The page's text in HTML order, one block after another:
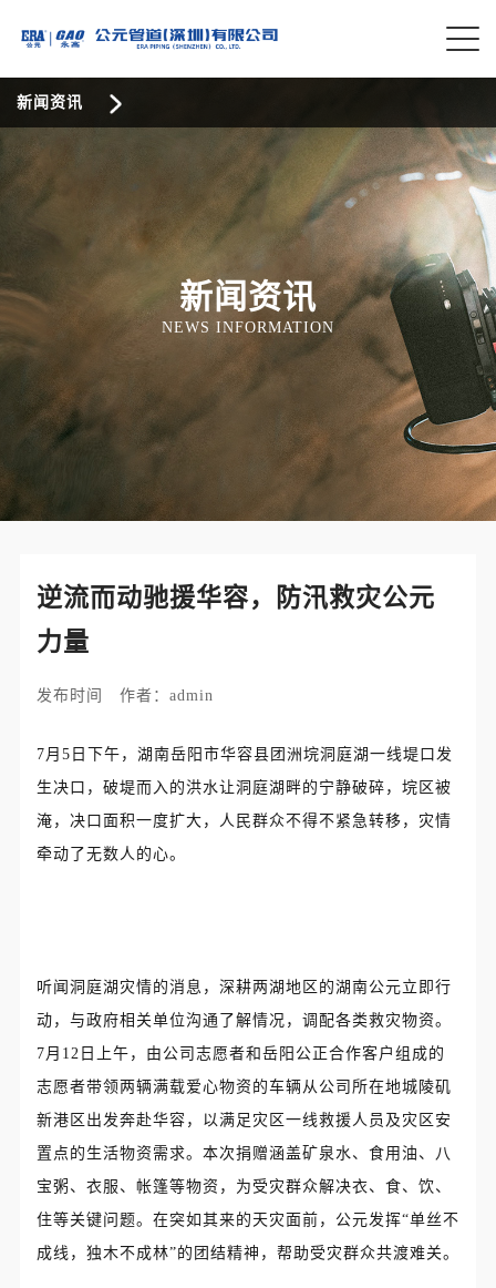
新闻资讯
新闻资讯
NEWS INFORMATION
逆流而动驰援华容，防汛救灾公元
力量
发布时间 作者：admin
7月5日下午， 湖南岳阳市华容县团洲垸洞庭湖一线堤口发
生决口，破堤而入的洪水让洞庭湖畔的宁静破碎， 垸区被
淹 ， 决口面积一度扩大，人民群众不得不紧急转移，灾情
牵动了无数人的心。
听闻洞庭湖灾情的消息，深耕两湖地区的湖南公元立即行
动，与政府相关单位沟通了解情况，调配各类救灾物资。
7月12日上午，由公司志愿者和岳阳公正合作客户组成的
志愿者带领两辆满载爱心物资的车辆从公司所在地城陵矶
新港区出发奔赴华容，以满足灾区一线救援人员及灾区安
置点的生活物资需求。本次捐赠涵盖矿泉水、食用油、八
宝粥、衣服、帐篷等物资，为受灾群众解决衣、食、饮、
住等关键问题。在突如其来的天灾面前，公元发挥“单丝不
成线，独木不成林”的团结精神，帮助受灾群众共渡难关。